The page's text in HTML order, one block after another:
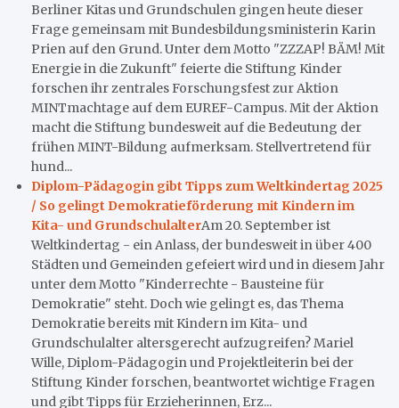
Berliner Kitas und Grundschulen gingen heute dieser
Frage gemeinsam mit Bundesbildungsministerin Karin
Prien auf den Grund. Unter dem Motto "ZZZAP! BÄM! Mit
Energie in die Zukunft" feierte die Stiftung Kinder
forschen ihr zentrales Forschungsfest zur Aktion
MINTmachtage auf dem EUREF-Campus. Mit der Aktion
macht die Stiftung bundesweit auf die Bedeutung der
frühen MINT-Bildung aufmerksam. Stellvertretend für
hund...
Diplom-Pädagogin gibt Tipps zum Weltkindertag 2025
/ So gelingt Demokratieförderung mit Kindern im
Kita- und GrundschulalterAm 20. September ist
Weltkindertag - ein Anlass, der bundesweit in über 400
Städten und Gemeinden gefeiert wird und in diesem Jahr
unter dem Motto "Kinderrechte - Bausteine für
Demokratie" steht. Doch wie gelingt es, das Thema
Demokratie bereits mit Kindern im Kita- und
Grundschulalter altersgerecht aufzugreifen? Mariel
Wille, Diplom-Pädagogin und Projektleiterin bei der
Stiftung Kinder forschen, beantwortet wichtige Fragen
und gibt Tipps für Erzieherinnen, Erz...